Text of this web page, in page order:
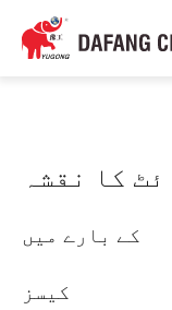
کا نقشہ
کے بارے میں
کیسز
हिन्दी
Bahasa
বাংলা
Pilipino
Українська